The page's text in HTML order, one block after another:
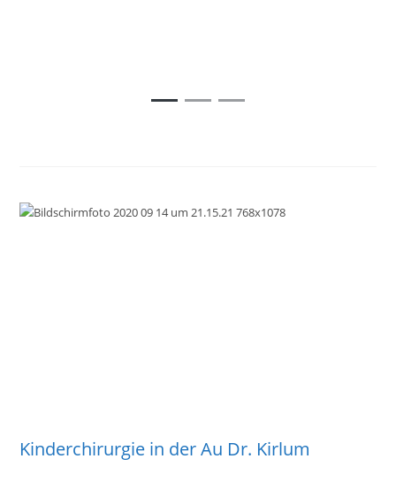
Kinderchirurgie in der Au Dr. Kirlum